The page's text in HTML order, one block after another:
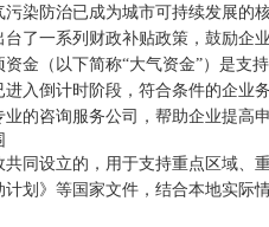
染防治已成为城市可持续发展的
了一系列财政补贴政策，鼓励企
金（以下简称“大气资金”）是支
入倒计时阶段，符合条件的企
的咨询服务公司，帮助企业提高申
同设立的，用于支持重点区域、
划》等国家文件，结合本地实际